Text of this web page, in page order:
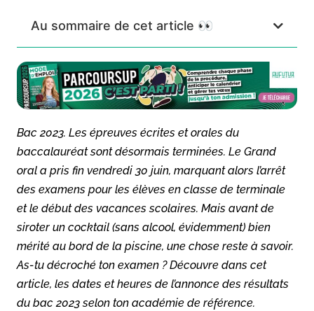
Au sommaire de cet article 👀
Bac 2023. Les épreuves écrites et orales du
baccalauréat sont désormais terminées. Le Grand
oral a pris fin vendredi 30 juin, marquant alors l’arrêt
des examens pour les élèves en classe de terminale
et le début des vacances scolaires. Mais avant de
siroter un cocktail (sans alcool, évidemment) bien
mérité au bord de la piscine, une chose reste à savoir.
As-tu décroché ton examen ? Découvre dans cet
article, les dates et heures de l’annonce des résultats
du bac 2023 selon ton académie de référence.